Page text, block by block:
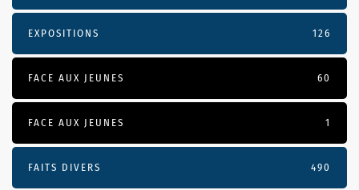
EXPOSITIONS 126
FACE AUX JEUNES 60
FACE AUX JEUNES 1
FAITS DIVERS 490